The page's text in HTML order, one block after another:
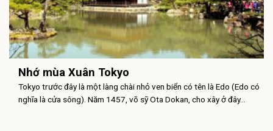
Nhớ mùa Xuân Tokyo
Tokyo trước đây là một làng chài nhỏ ven biển có tên là Edo (Edo có
nghĩa là cửa sông). Năm 1457, võ sỹ Ota Dokan, cho xây ở đây...